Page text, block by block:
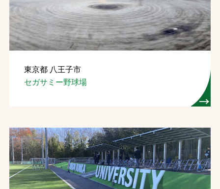
東京都 八王子市
セガサミー野球場